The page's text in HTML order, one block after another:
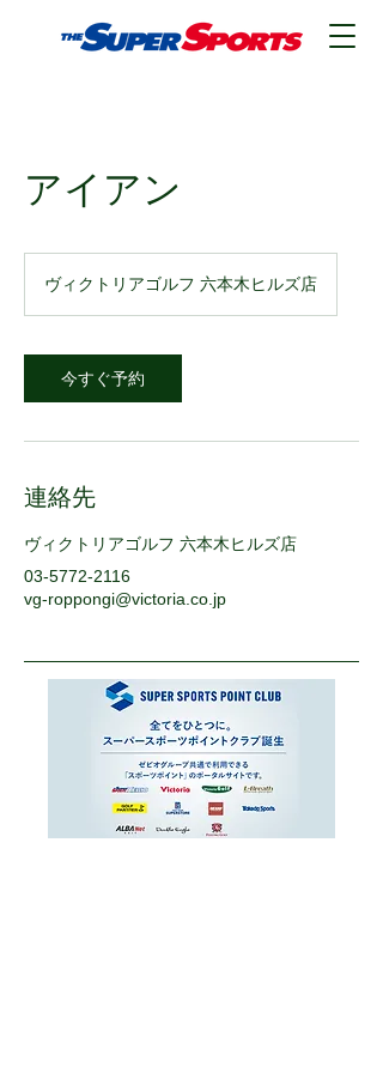
アイアン
ヴィクトリアゴルフ 六本木ヒルズ店
今すぐ予約
連絡先
ヴィクトリアゴルフ 六本木ヒルズ店
03-5772-2116
vg-roppongi@victoria.co.jp